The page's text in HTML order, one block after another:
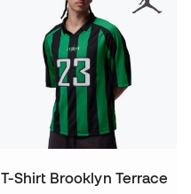
T-Shirt Brooklyn Terrace